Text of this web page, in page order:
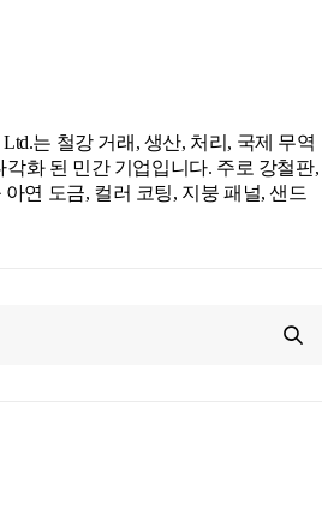
Ltd.는 철강 거래, 생산, 처리, 국제 무역
화 된 민간 기업입니다. 주로 강철판,
연 도금, 컬러 코팅, 지붕 패널, 샌드